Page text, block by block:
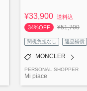
¥33,900 送料込
34%OFF
¥51,700
関税負担なし 返品補償
MONCLER
PERSONAL SHOPPER
Mi piace